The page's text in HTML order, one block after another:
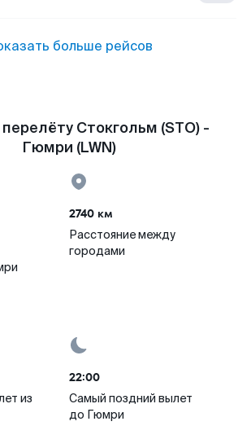
больше рейсов
Стокгольм (STO) -
Гюмри (LWN)
2740 км
Расстояние между
городами
из
22:00
Самый поздний вылет
до Гюмри